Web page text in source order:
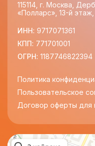
115114, г. Москва,
«Полларс», 13-й
ИНН: 9717071361
КПП: 771701001
ОГРН: 1187746822394
Политика
Пользовательское
Договор оферты для
Полларс